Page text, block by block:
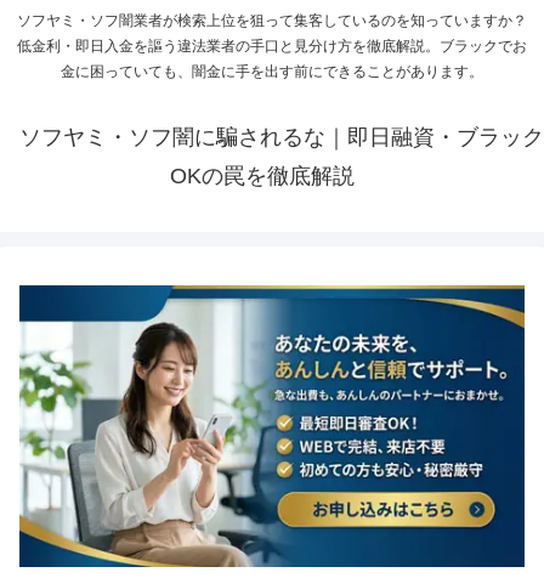
ソフヤミ・ソフ闇業者が検索上位を狙って集客しているのを知っていますか？
低金利・即日入金を謳う違法業者の手口と見分け方を徹底解説。ブラックでお
金に困っていても、闇金に手を出す前にできることがあります。
ソフヤミ・ソフ闇に騙されるな｜即日融資・ブラック
OKの罠を徹底解説